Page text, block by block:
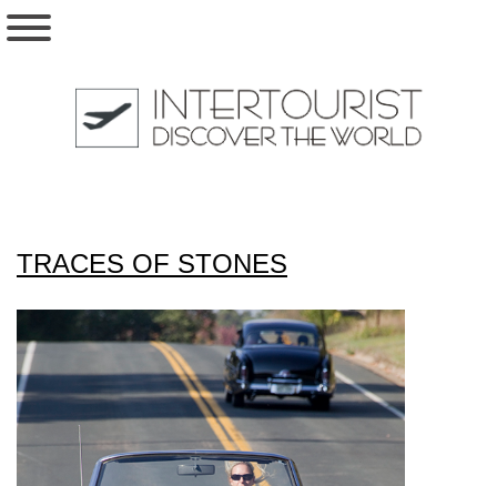
TRACES OF STONES